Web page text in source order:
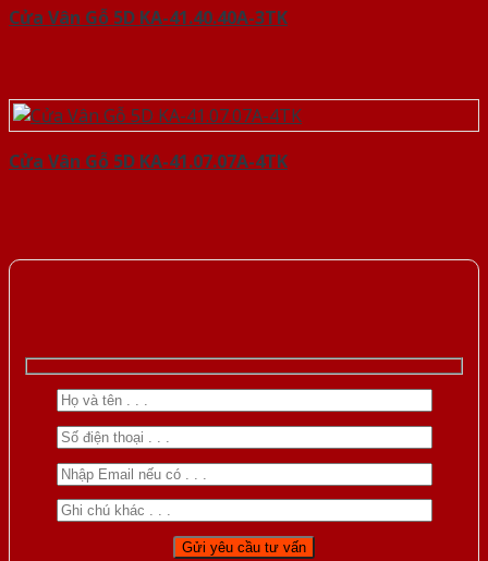
Cửa Vân Gỗ 5D KA-41.40.40A-3TK
Cửa Vân Gỗ 5D KA-41.07.07A-4TK